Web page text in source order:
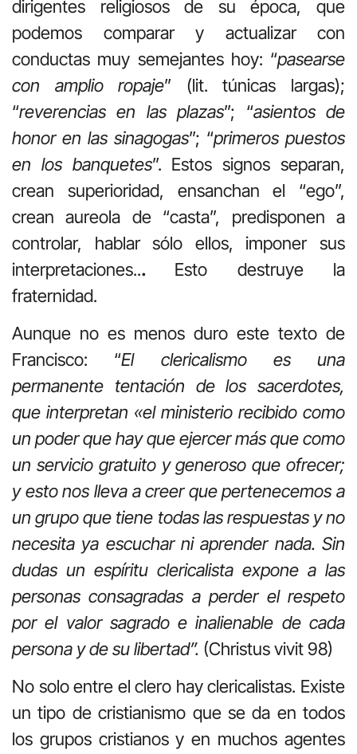
dirigentes religiosos de su época, que
podemos comparar y actualizar con
conductas muy semejantes hoy: “pasearse
con amplio ropaje” (lit. túnicas largas);
“reverencias en las plazas”; “asientos de
honor en las sinagogas”; “primeros puestos
en los banquetes”. Estos signos separan,
crean superioridad, ensanchan el “ego”,
crean aureola de “casta”, predisponen a
controlar, hablar sólo ellos, imponer sus
interpretaciones... Esto destruye la
fraternidad.
Aunque no es menos duro este texto de
Francisco: “El clericalismo es una
permanente tentación de los sacerdotes,
que interpretan «el ministerio recibido como
un poder que hay que ejercer más que como
un servicio gratuito y generoso que ofrecer;
y esto nos lleva a creer que pertenecemos a
un grupo que tiene todas las respuestas y no
necesita ya escuchar ni aprender nada. Sin
dudas un espíritu clericalista expone a las
personas consagradas a perder el respeto
por el valor sagrado e inalienable de cada
persona y de su libertad”. (Christus vivit 98)
No solo entre el clero hay clericalistas. Existe
un tipo de cristianismo que se da en todos
los grupos cristianos y en muchos agentes